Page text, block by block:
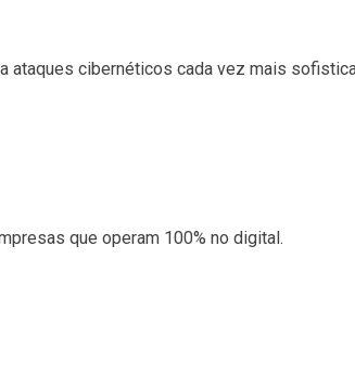
ataques cibernéticos cada vez mais
que operam 100% no digital.